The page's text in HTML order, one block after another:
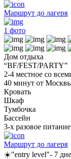
Маршрут до лагеря
1 фото
Дом отдыха
“BF/FEST/PARTY”
2-4 местное со
40 минут от
Кровать
Шкаф
Тумбочка
Бассейн
3-х разовое
Маршрут до лагеря
☀️"entry level"- 7